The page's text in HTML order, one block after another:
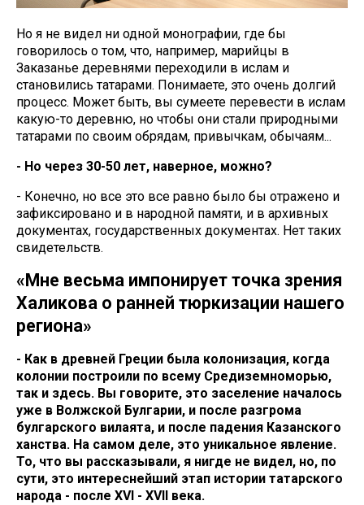
Но я не видел ни одной монографии, где бы
говорилось о том, что, например, марийцы в
Заказанье деревнями переходили в ислам и
становились татарами. Понимаете, это очень долгий
процесс. Может быть, вы сумеете перевести в ислам
какую-то деревню, но чтобы они стали природными
татарами по своим обрядам, привычкам, обычаям...
- Но через 30-50 лет, наверное, можно?
- Конечно, но все это все равно было бы отражено и
зафиксировано и в народной памяти, и в архивных
документах, государственных документах. Нет таких
свидетельств.
«Мне весьма импонирует точка зрения
Халикова о ранней тюркизации нашего
региона»
- Как в древней Греции была колонизация, когда
колонии построили по всему Средиземноморью,
так и здесь. Вы говорите, это заселение началось
уже в Волжской Булгарии, и после разгрома
булгарского вилаята, и после падения Казанского
ханства. На самом деле, это уникальное явление.
То, что вы рассказывали, я нигде не видел, но, по
сути, это интереснейший этап истории татарского
народа - после XVI - XVII века.